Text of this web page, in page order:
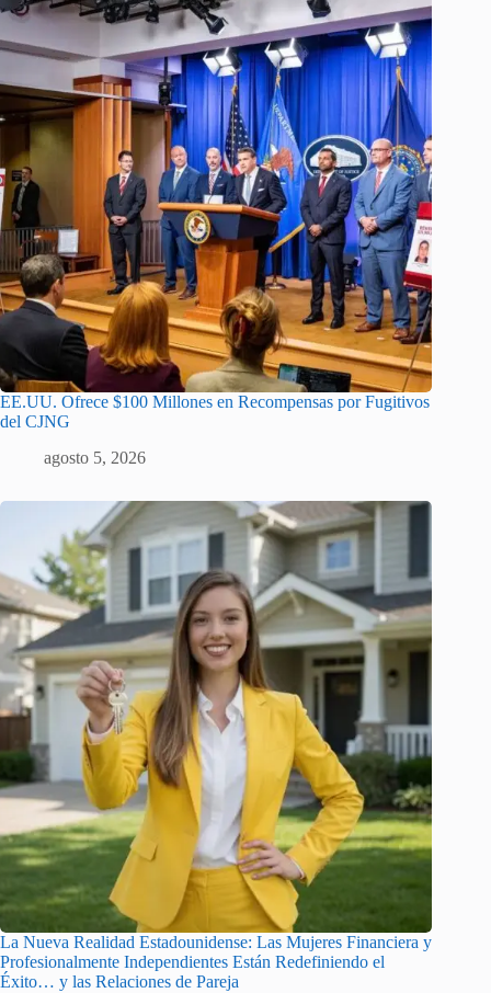
EE.UU. Ofrece $100 Millones en Recompensas por Fugitivos
del CJNG
agosto 5, 2026
La Nueva Realidad Estadounidense: Las Mujeres Financiera y
Profesionalmente Independientes Están Redefiniendo el
Éxito… y las Relaciones de Pareja